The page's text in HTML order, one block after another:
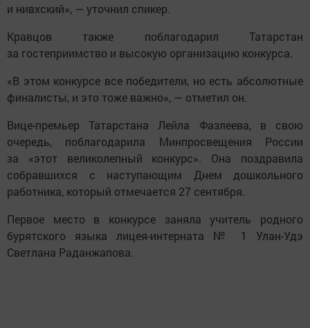
и нивхский», — уточнил спикер.
Кравцов также поблагодарил Татарстан
за гостеприимство и высокую организацию конкурса.
«В этом конкурсе все победители, но есть абсолютные
финалисты, и это тоже важно», — отметил он.
Вице-премьер Татарстана Лейла Фазлеева, в свою
очередь, поблагодарила Минпросвещения России
за «этот великолепный конкурс». Она поздравила
собравшихся с наступающим Днем дошкольного
работника, который отмечается 27 сентября.
Первое место в конкурсе заняла учитель родного
бурятского языка лицея-интерната № 1 Улан-Удэ
Светлана Раданжапова.